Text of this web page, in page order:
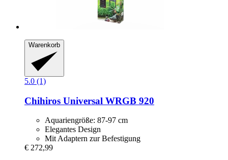
Warenkorb
5.0 (1)
Chihiros Universal WRGB 920
Aquariengröße: 87-97 cm
Elegantes Design
Mit Adaptern zur Befestigung
€ 272,99